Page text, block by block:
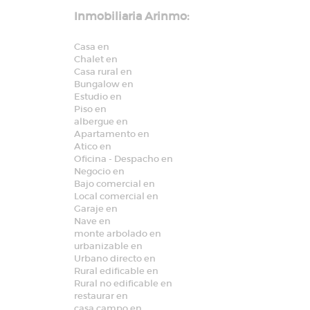
Inmobiliaria Arinmo:
Casa en
Chalet en
Casa rural en
Bungalow en
Estudio en
Piso en
albergue en
Apartamento en
Atico en
Oficina - Despacho en
Negocio en
Bajo comercial en
Local comercial en
Garaje en
Nave en
monte arbolado en
urbanizable en
Urbano directo en
Rural edificable en
Rural no edificable en
restaurar en